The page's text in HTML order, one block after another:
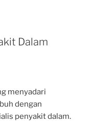
Dalam
menyadari
dengan
penyakit dalam.